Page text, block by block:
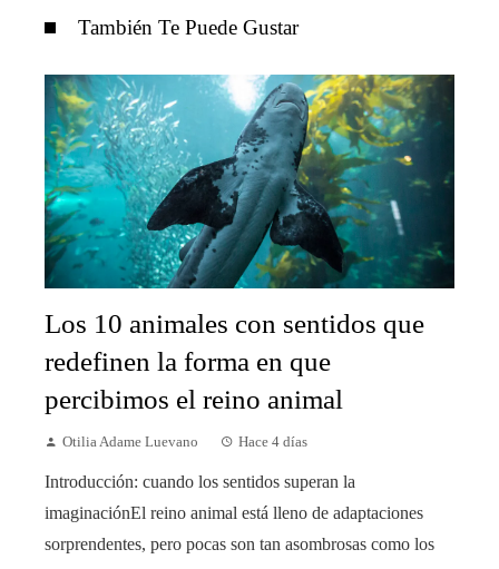
También Te Puede Gustar
Los 10 animales con sentidos que
redefinen la forma en que
percibimos el reino animal
Otilia Adame Luevano Hace 4 días
Introducción: cuando los sentidos superan la
imaginaciónEl reino animal está lleno de adaptaciones
sorprendentes, pero pocas son tan asombrosas como los